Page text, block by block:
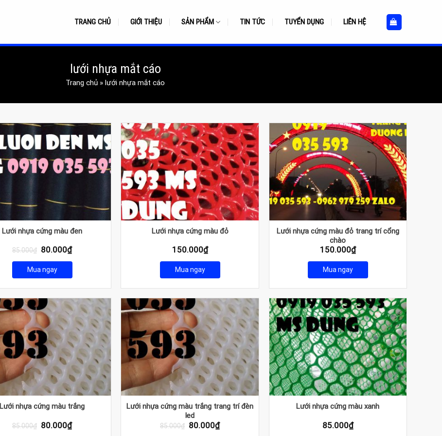
TRANG CHỦ GIỚI THIỆU SẢN PHẨM TIN TỨC TUYỂN DỤNG LIÊN HỆ
lưới nhựa mắt cáo
Trang chủ » lưới nhựa mắt cáo
Lưới nhựa cứng màu đen
85.000₫ Giá
là:
85.000₫.
80.000₫Giá
tại
Mua ngay
Lưới nhựa cứng màu đỏ
150.000₫
Mua ngay
Lưới nhựa cứng màu đỏ trang trí cổng
chào
150.000₫
Mua ngay
Lưới nhựa cứng màu trắng
85.000₫ Giá
80.000₫Giá
hiện
Lưới nhựa cứng màu trắng trang trí đèn
led
85.000₫ Giá
80.000₫Giá
hiện
Lưới nhựa cứng màu xanh
85.000₫